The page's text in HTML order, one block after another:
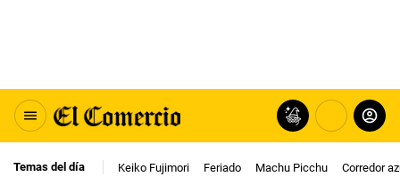
Temas del día Keiko Fujimori Feriado Machu Picchu Corredor